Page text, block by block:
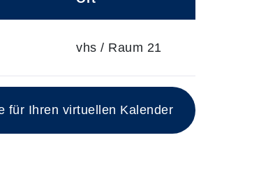
vhs / Raum 21
für Ihren virtuellen Kalender